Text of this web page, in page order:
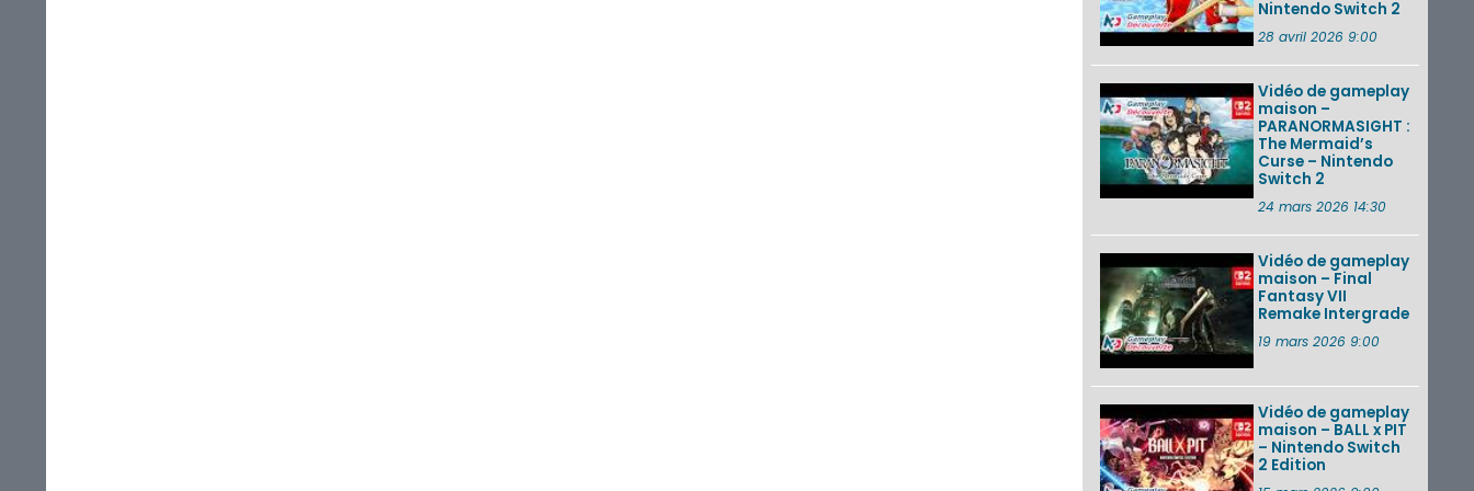
Nintendo Switch 2
28 avril 2026 9:00
Vidéo de gameplay
maison –
PARANORMASIGHT :
The Mermaid’s
Curse – Nintendo
Switch 2
24 mars 2026 14:30
Vidéo de gameplay
maison – Final
Fantasy VII
Remake Intergrade
19 mars 2026 9:00
Vidéo de gameplay
maison – BALL x PIT
– Nintendo Switch
2 Edition